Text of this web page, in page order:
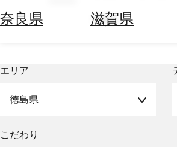
奈良県 滋賀県
ー
エリア
徳島県
こだわり